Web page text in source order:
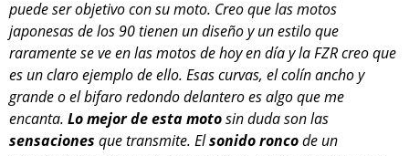
puede ser objetivo con su moto. Creo que las motos
japonesas de los 90 tienen un diseño y un estilo que
raramente se ve en las motos de hoy en día y la FZR creo que
es un claro ejemplo de ello. Esas curvas, el colín ancho y
grande o el bifaro redondo delantero es algo que me
encanta. Lo mejor de esta motosin duda son las
sensaciones que transmite. Elsonido roncode un